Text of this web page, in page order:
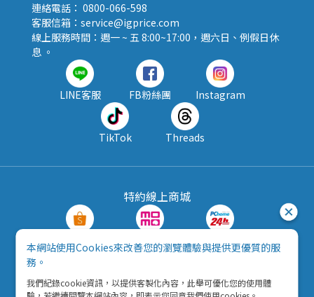
連絡電話： 0800-066-598
客服信箱：service@igprice.com
線上服務時間：週一 ~ 五 8:00~17:00，週六日、例假日休
息 。
LINE客服 FB粉絲團 Instagram
TikTok Threads
特約線上商城
蝦皮購物 MOMO購物 PChome24h
露天拍賣 酷澎
本網站使用Cookies來改善您的瀏覽體驗與提供更優質的服
務。
我們紀錄cookie資訊，以提供客製化內容，此舉可優化您的使用體